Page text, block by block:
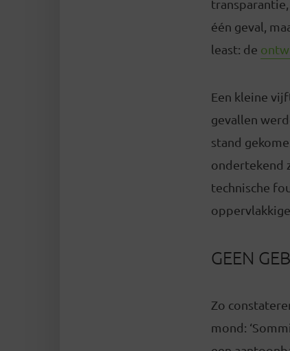
één geval,
least: de
Een kleine
gevallen
stand
ondertekend
technische
GEEN
Zo
mond: